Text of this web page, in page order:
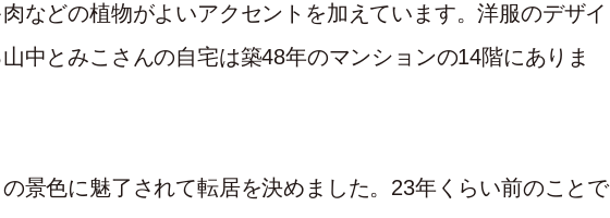
などの植物がよいアクセントを加えています。洋服のデザイ
中とみこさんの自宅は築48年のマンションの14階にありま
の景色に魅了されて転居を決めました。23年くらい前のことで